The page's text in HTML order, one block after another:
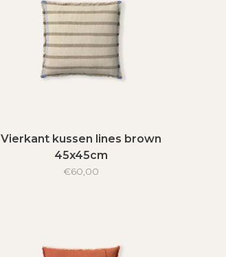
Vierkant kussen lines brown
45x45cm
€60,00